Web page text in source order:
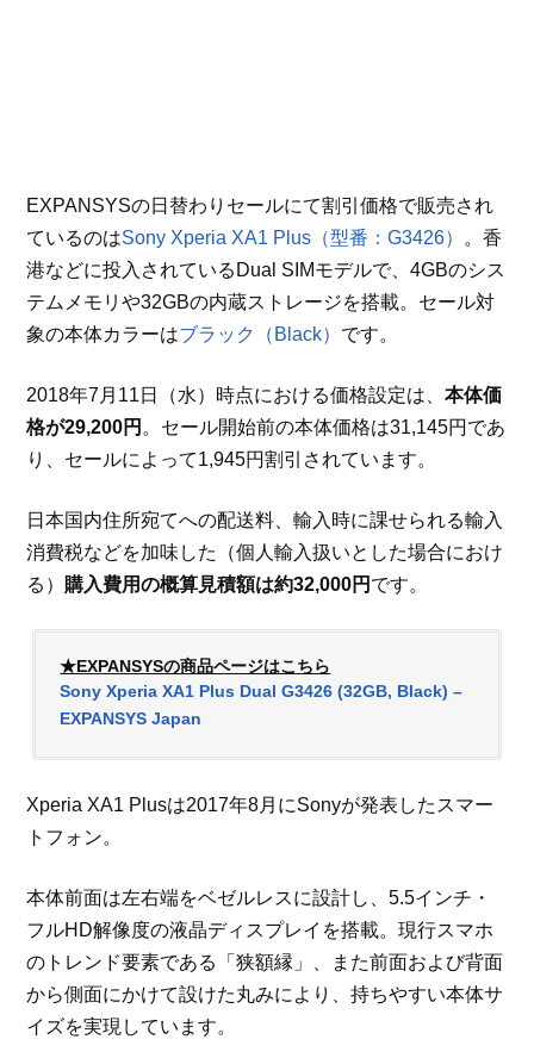
EXPANSYSの日替わりセールにて割引価格で販売され
ているのはSony Xperia XA1 Plus（型番：G3426） 。香
港などに投入されているDual SIMモデルで、4GBのシス
テムメモリや32GBの内蔵ストレージを搭載。セール対
象の本体カラーはブラック（Black） です。
2018年7月11日（水）時点における価格設定は、本体価
格が29,200円 。セール開始前の本体価格は31,145円であ
り、セールによって1,945円割引されています。
日本国内住所宛てへの配送料、輸入時に課せられる輸入
消費税などを加味した（個人輸入扱いとした場合におけ
る） 購入費用の概算見積額は約32,000円 です。
★EXPANSYSの商品ページはこちら
Sony Xperia XA1 Plus Dual G3426 (32GB, Black) –
EXPANSYS Japan
Xperia XA1 Plusは2017年8月にSonyが発表したスマー
トフォン。
本体前面は左右端をベゼルレスに設計し、5.5インチ・
フルHD解像度の液晶ディスプレイを搭載。現行スマホ
のトレンド要素である「狭額縁」、また前面および背面
から側面にかけて設けた丸みにより、持ちやすい本体サ
イズを実現しています。